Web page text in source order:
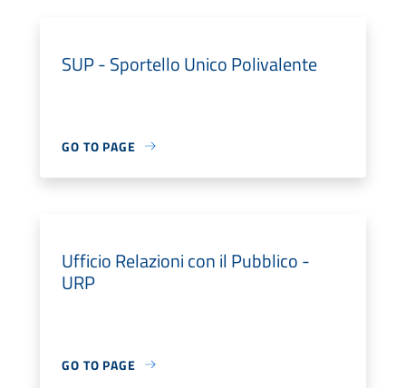
SUP - Sportello Unico Polivalente
GO TO PAGE
Ufficio Relazioni con il Pubblico -
URP
GO TO PAGE